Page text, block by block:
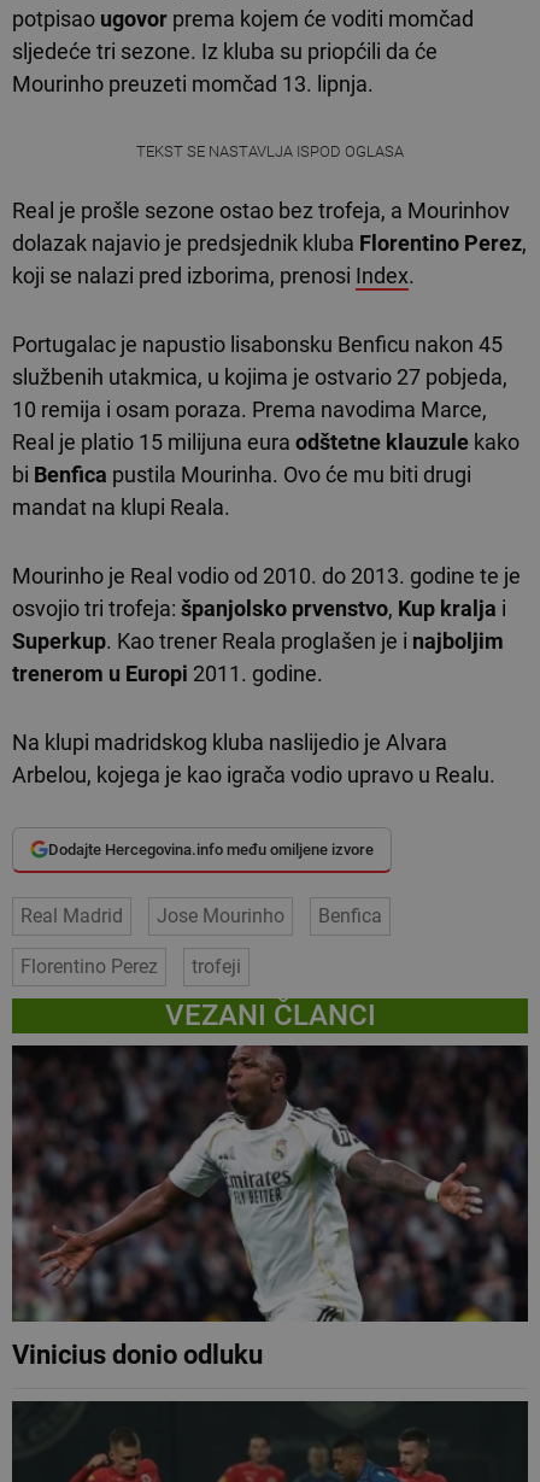
potpisao ugovor prema kojem će voditi momčad
sljedeće tri sezone. Iz kluba su priopćili da će
Mourinho preuzeti momčad 13. lipnja.
TEKST SE NASTAVLJA ISPOD OGLASA
Real je prošle sezone ostao bez trofeja, a Mourinhov
dolazak najavio je predsjednik kluba Florentino Perez,
koji se nalazi pred izborima, prenosi Index.
Portugalac je napustio lisabonsku Benficu nakon 45
službenih utakmica, u kojima je ostvario 27 pobjeda,
10 remija i osam poraza. Prema navodima Marce,
Real je platio 15 milijuna eura odštetne klauzule kako
bi Benfica pustila Mourinha. Ovo će mu biti drugi
mandat na klupi Reala.
Mourinho je Real vodio od 2010. do 2013. godine te je
osvojio tri trofeja: španjolsko prvenstvo, Kup kralja i
Superkup. Kao trener Reala proglašen je i najboljim
trenerom u Europi 2011. godine.
Na klupi madridskog kluba naslijedio je Alvara
Arbelou, kojega je kao igrača vodio upravo u Realu.
Dodajte Hercegovina.info među omiljene izvore
Real Madrid Jose Mourinho Benfica
Florentino Perez trofeji
VEZANI ČLANCI
Vinicius donio odluku